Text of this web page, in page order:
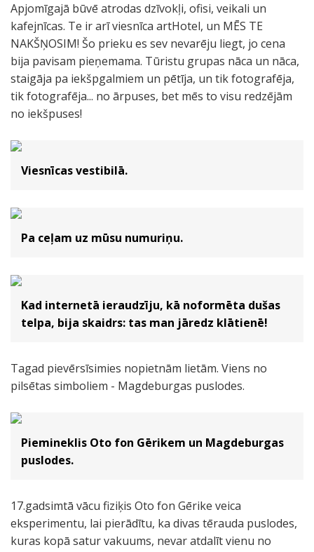
Apjomīgajā būvē atrodas dzīvokļi, ofisi, veikali un
kafejnīcas. Te ir arī viesnīca artHotel, un MĒS TE
NAKŠŅOSIM! Šo prieku es sev nevarēju liegt, jo cena
bija pavisam pieņemama. Tūristu grupas nāca un nāca,
staigāja pa iekšpgalmiem un pētīja, un tik fotografēja,
tik fotografēja... no ārpuses, bet mēs to visu redzējām
no iekšpuses!
Viesnīcas vestibilā.
Pa ceļam uz mūsu numuriņu.
Kad internetā ieraudzīju, kā noformēta dušas
telpa, bija skaidrs: tas man jāredz klātienē!
Tagad pievērsīsimies nopietnām lietām. Viens no
pilsētas simboliem - Magdeburgas puslodes.
Piemineklis Oto fon Gērikem un Magdeburgas
puslodes.
17.gadsimtā vācu fiziķis Oto fon Gērike veica
eksperimentu, lai pierādītu, ka divas tērauda puslodes,
kuras kopā satur vakuums, nevar atdalīt vienu no